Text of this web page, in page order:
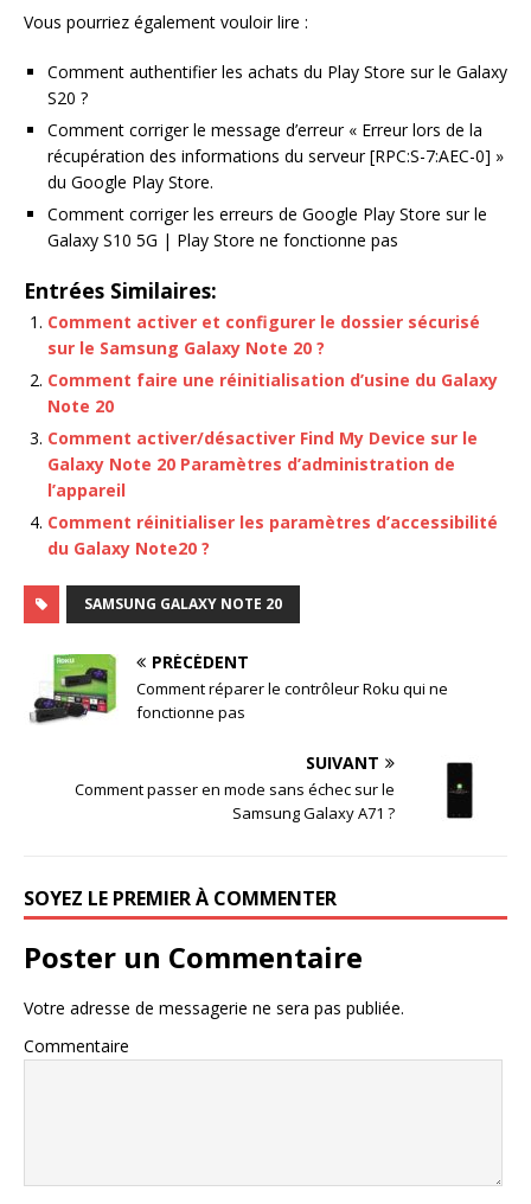
Vous pourriez également vouloir lire :
Comment authentifier les achats du Play Store sur le Galaxy
S20 ?
Comment corriger le message d’erreur « Erreur lors de la
récupération des informations du serveur [RPC:S-7:AEC-0] »
du Google Play Store.
Comment corriger les erreurs de Google Play Store sur le
Galaxy S10 5G | Play Store ne fonctionne pas
Entrées Similaires:
Comment activer et configurer le dossier sécurisé
sur le Samsung Galaxy Note 20 ?
Comment faire une réinitialisation d’usine du Galaxy
Note 20
Comment activer/désactiver Find My Device sur le
Galaxy Note 20 Paramètres d’administration de
l’appareil
Comment réinitialiser les paramètres d’accessibilité
du Galaxy Note20 ?
SAMSUNG GALAXY NOTE 20
PRÉCÉDENT
Comment réparer le contrôleur Roku qui ne
fonctionne pas
SUIVANT
Comment passer en mode sans échec sur le
Samsung Galaxy A71 ?
SOYEZ LE PREMIER À COMMENTER
Poster un Commentaire
Votre adresse de messagerie ne sera pas publiée.
Commentaire